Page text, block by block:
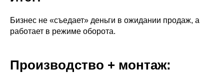
Бизнес не «съедает» деньги в ожидании продаж, а
работает в режиме оборота.
Производство + монтаж: